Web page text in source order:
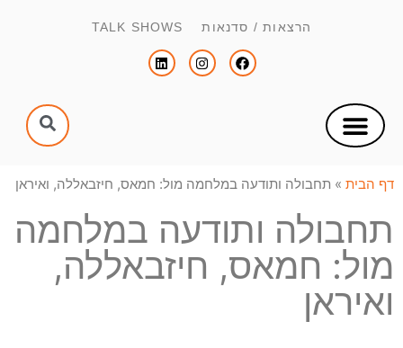
הרצאות / סדנאות TALK SHOWS
דף הבית » תחבולה ותודעה במלחמה מול: חמאס, חיזבאללה, ואיראן
תחבולה ותודעה במלחמה
מול: חמאס, חיזבאללה,
ואיראן